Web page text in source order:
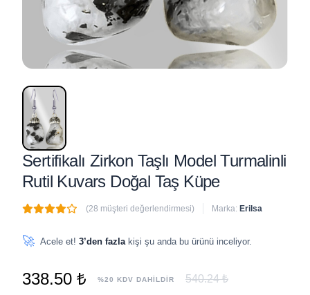
Sertifikalı Zirkon Taşlı Model Turmalinli
Rutil Kuvars Doğal Taş Küpe
(28 müşteri değerlendirmesi) Marka: Erilsa
🚀 Acele et! 3’den fazla kişi şu anda bu ürünü inceliyor.
338.50 ₺ %20 KDV DAHİLDİR 540.24 ₺